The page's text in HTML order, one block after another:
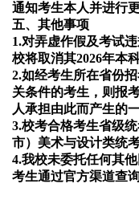
通知考生本人并进行
五、其他事项
1.对弄虚作假及考试
校将取消其2026年本
2.如经考生所在省份
关条件的考生，则报
人承担由此而产生的
3.校考合格考生省级
市）美术与设计类统
4.我校未委托任何其
考生通过官方渠道查询